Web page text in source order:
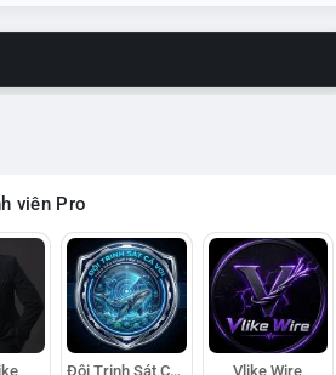
viên Pro
Đội Trinh Sát Cá Voi Vlike Wire